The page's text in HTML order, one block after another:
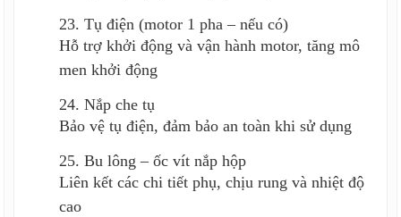
23. Tụ điện (motor 1 pha – nếu có)
Hỗ trợ khởi động và vận hành motor, tăng mô
men khởi động
24. Nắp che tụ
Bảo vệ tụ điện, đảm bảo an toàn khi sử dụng
25. Bu lông – ốc vít nắp hộp
Liên kết các chi tiết phụ, chịu rung và nhiệt độ
cao